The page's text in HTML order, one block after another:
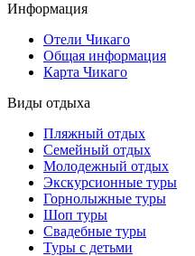
Информация
Отели Чикаго
Общая информация
Карта Чикаго
Виды отдыха
Пляжный отдых
Семейный отдых
Молодежный отдых
Экскурсионные туры
Горнолыжные туры
Шоп туры
Свадебные туры
Туры с детьми